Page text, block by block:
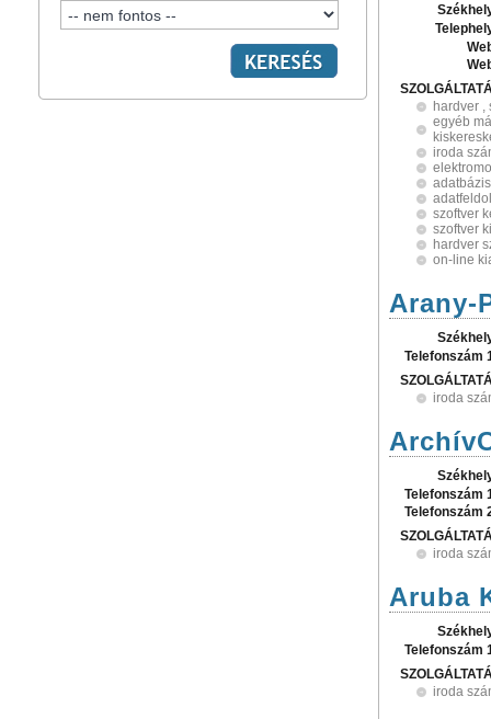
hardver ,
egyéb
iroda
szoftver
szoftver
hardver
on-line
Arany-
Telefonszám
iroda
Telefonszám
Telefonszám
iroda
Aruba
Telefonszám
iroda